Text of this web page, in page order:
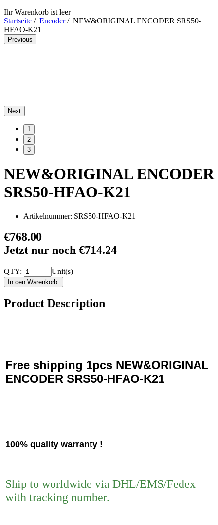
Ihr Warenkorb ist leer
Startseite / Encoder/ NEW&ORIGINAL ENCODER SRS50-
HFAO-K21
Previous
Next
1
2
3
NEW&ORIGINAL ENCODER
SRS50-HFAO-K21
Artikelnummer: SRS50-HFAO-K21
€768.00
Jetzt nur noch €714.24
QTY: Unit(s)
Product Description
Free shipping 1pcs NEW&ORIGINAL
ENCODER SRS50-HFAO-K21
100% quality warranty !
Ship to worldwide via DHL/EMS/Fedex
with tracking number.